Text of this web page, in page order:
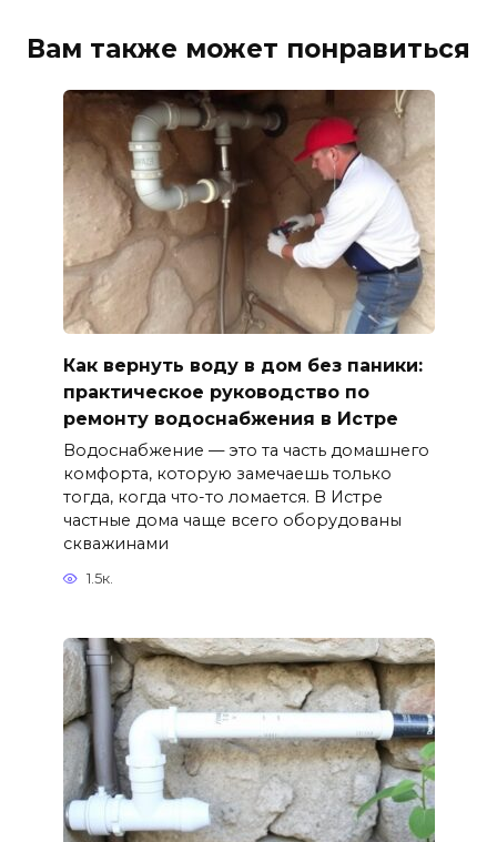
Вам также может понравиться
Как вернуть воду в дом без паники:
практическое руководство по
ремонту водоснабжения в Истре
Водоснабжение — это та часть домашнего
комфорта, которую замечаешь только
тогда, когда что-то ломается. В Истре
частные дома чаще всего оборудованы
скважинами
1.5к.